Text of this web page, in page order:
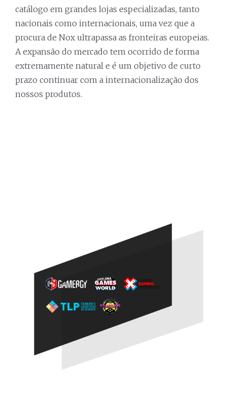
catálogo em grandes lojas especializadas, tanto
nacionais como internacionais, uma vez que a
procura de Nox ultrapassa as fronteiras europeias.
A expansão do mercado tem ocorrido de forma
extremamente natural e é um objetivo de curto
prazo continuar com a internacionalização dos
nossos produtos.